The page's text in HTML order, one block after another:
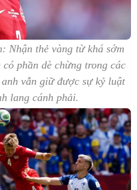
Nhận thẻ vàng từ khá sớm
phần dè chừng trong các
vẫn giữ được sự kỷ luật
lang cánh phải.